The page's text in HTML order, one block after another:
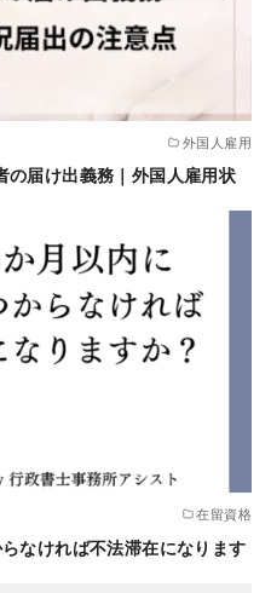
外国人雇用
の届け出義務｜外国人雇用状
在留資格
なければ不法滞在になります